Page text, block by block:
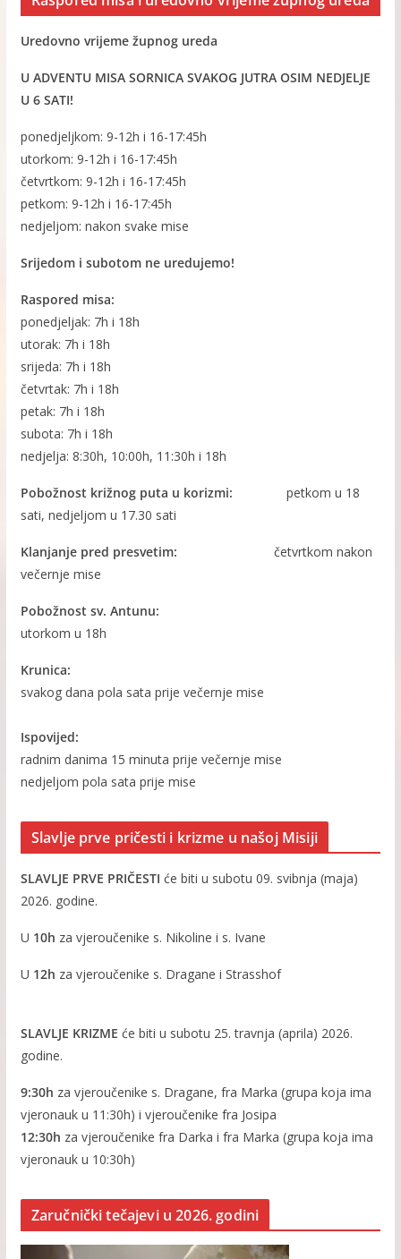
Uredovno vrijeme župnog ureda
U ADVENTU MISA SORNICA SVAKOG JUTRA OSIM NEDJELJE
U 6 SATI!
ponedjeljkom: 9-12h i 16-17:45h
utorkom: 9-12h i 16-17:45h
četvrtkom: 9-12h i 16-17:45h
petkom: 9-12h i 16-17:45h
nedjeljom: nakon svake mise
Srijedom i subotom ne uredujemo!
Raspored misa:
ponedjeljak: 7h i 18h
utorak: 7h i 18h
srijeda: 7h i 18h
četvrtak: 7h i 18h
petak: 7h i 18h
subota: 7h i 18h
nedjelja: 8:30h, 10:00h, 11:30h i 18h
Pobožnost križnog puta u korizmi: petkom u 18
sati, nedjeljom u 17.30 sati
Klanjanje pred presvetim: četvrtkom nakon
večernje mise
Pobožnost sv. Antunu:
utorkom u 18h
Krunica:
svakog dana pola sata prije večernje mise
Ispovijed:
radnim danima 15 minuta prije večernje mise
nedjeljom pola sata prije mise
Slavlje prve pričesti i krizme u našoj Misiji
SLAVLJE PRVE PRIČESTI će biti u subotu 09. svibnja (maja)
2026. godine.
U 10h za vjeroučenike s. Nikoline i s. Ivane
U 12h za vjeroučenike s. Dragane i Strasshof
SLAVLJE KRIZME će biti u subotu 25. travnja (aprila) 2026.
godine.
9:30h za vjeroučenike s. Dragane, fra Marka (grupa koja ima
vjeronauk u 11:30h) i vjeroučenike fra Josipa
12:30h za vjeroučenike fra Darka i fra Marka (grupa koja ima
vjeronauk u 10:30h)
Zaručnički tečajevi u 2026. godini